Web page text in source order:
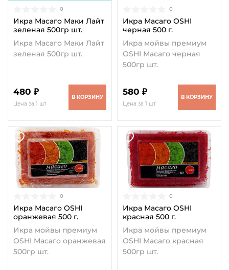
0
Икра Масаго Маки Лайт
зеленая 500гр шт.
Икра Масаго Маки Лайт
зеленая 500гр шт.
480 ₽
Цена за 1 шт
В КОРЗИНУ
0
Икра Масаго OSHI
черная 500 г.
Икра мойвы премиум
OSHI Масаго черная
500гр шт.
580 ₽
Цена за 1 шт
В КОРЗИНУ
0
Икра Масаго OSHI
оранжевая 500 г.
Икра мойвы премиум
OSHI Масаго оранжевая
500гр шт.
0
Икра Масаго OSHI
красная 500 г.
Икра мойвы премиум
OSHI Масаго красная
500гр шт.